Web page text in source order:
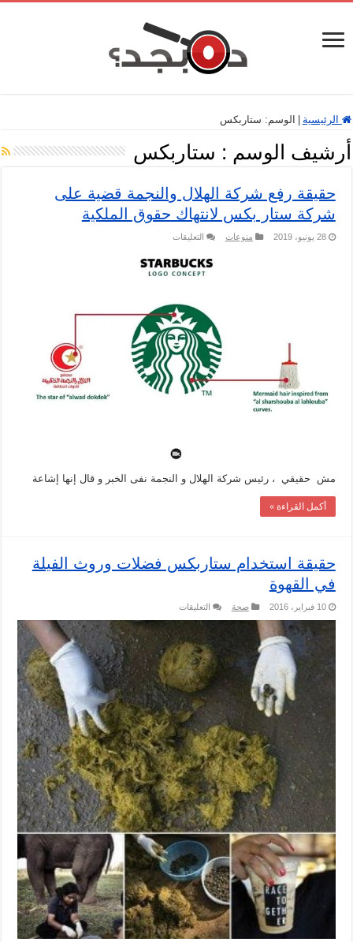
الرئيسية الوسم: ستاربكس
أرشيف الوسم : ستاربكس
حقيقة رفع شركة الهلال والنجمة قضية على
شركة ستار بكس لانتهاك حقوق الملكية
28 يونيو، 2019 منوعات التعليقات
شركة
الهلال
على
شركة
ستار
بكس
لانتهاك
حقوق
الملكية
مغلقة
مش حقيقي ، رئيس شركة الهلال و النجمة نفى الخبر و قال إنها إشاعة
أكمل القراءة »
حقيقة استخدام ستاربكس فضلات وروث الفيلة
في القهوة
10 فبراير، 2016 صحة التعليقات
استخدام
ستاربكس
فضلات
وروث
الفيلة
في
القهوة
مغلقة